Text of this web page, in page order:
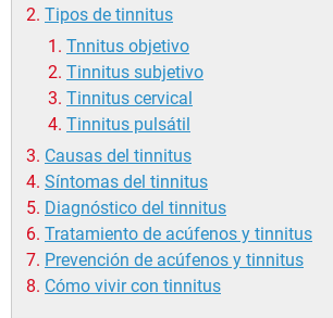
Tipos de tinnitus
Tnnitus objetivo
Tinnitus subjetivo
Tinnitus cervical
Tinnitus pulsátil
Causas del tinnitus
Síntomas del tinnitus
Diagnóstico del tinnitus
Tratamiento de acúfenos y tinnitus
Prevención de acúfenos y tinnitus
Cómo vivir con tinnitus